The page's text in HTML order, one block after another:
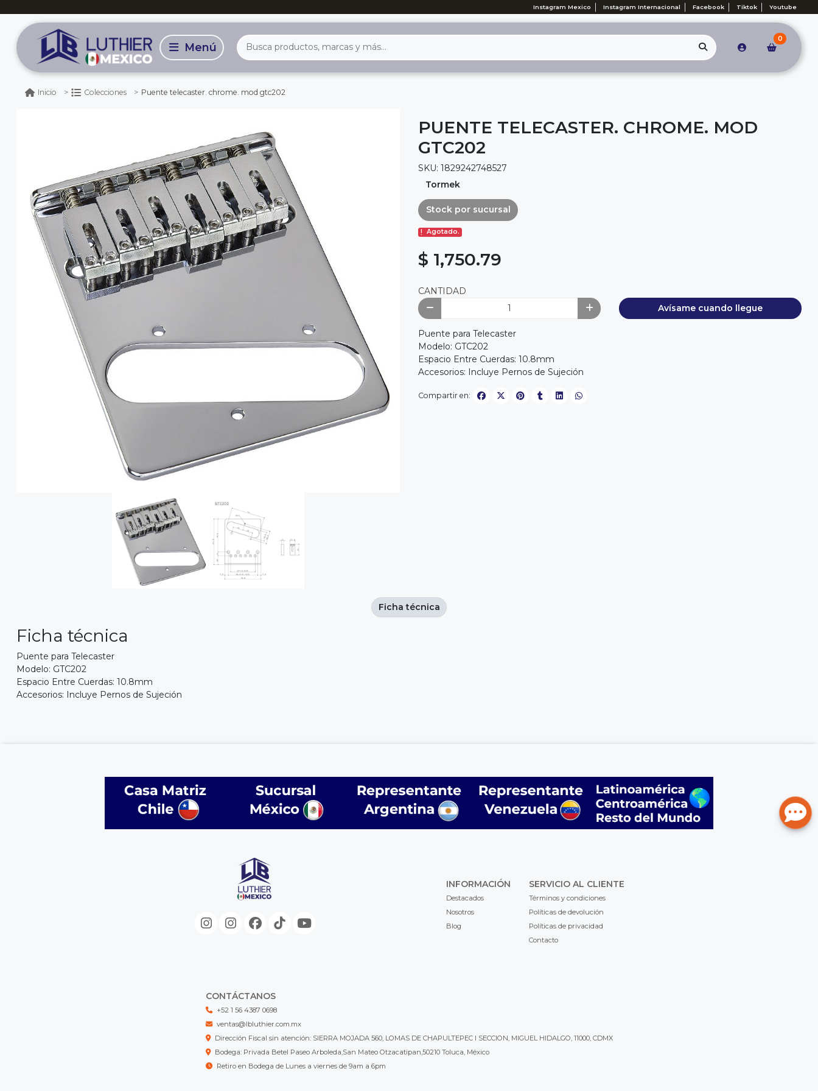
Instagram Mexico Instagram Internacional Facebook Tiktok Youtube
0
Inicio Colecciones Puente telecaster. chrome. mod gtc202
PUENTE TELECASTER. CHROME. MOD
GTC202
SKU: 1829242748527
Tormek
Stock por sucursal
Agotado.
$ 1,750.79
CANTIDAD
Avísame cuando llegue
Puente para Telecaster
Modelo: GTC202
Espacio Entre Cuerdas: 10.8mm
Accesorios: Incluye Pernos de Sujeción
Compartir en:
Ficha técnica
Puente para Telecaster
Modelo: GTC202
Espacio Entre Cuerdas: 10.8mm
Accesorios: Incluye Pernos de Sujeción
Ficha técnica
INFORMACIÓN
Destacados
Nosotros
Blog
SERVICIO AL CLIENTE
Términos y condiciones
Políticas de devolución
Políticas de privacidad
Contacto
CONTÁCTANOS
+52 1 56 4387 0698
ventas@lbluthier.com.mx
Dirección Fiscal sin atención: SIERRA MOJADA 560, LOMAS DE CHAPULTEPEC I SECCION, MIGUEL HIDALGO, 11000, CDMX
Bodega: Privada Betel Paseo Arboleda,San Mateo Otzacatipan,50210 Toluca, México
Retiro en Bodega de Lunes a viernes de 9am a 6pm